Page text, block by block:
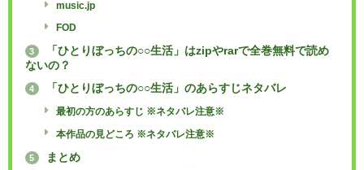
music.jp
FOD
3
「ひとりぼっちの○○生活」はzipやrarで全巻無料で読め
ないの？
4 「ひとりぼっちの○○生活」のあらすじネタバレ
最初の方のあらすじ ※ネタバレ注意※
本作品の見どころ ※ネタバレ注意※
5 まとめ